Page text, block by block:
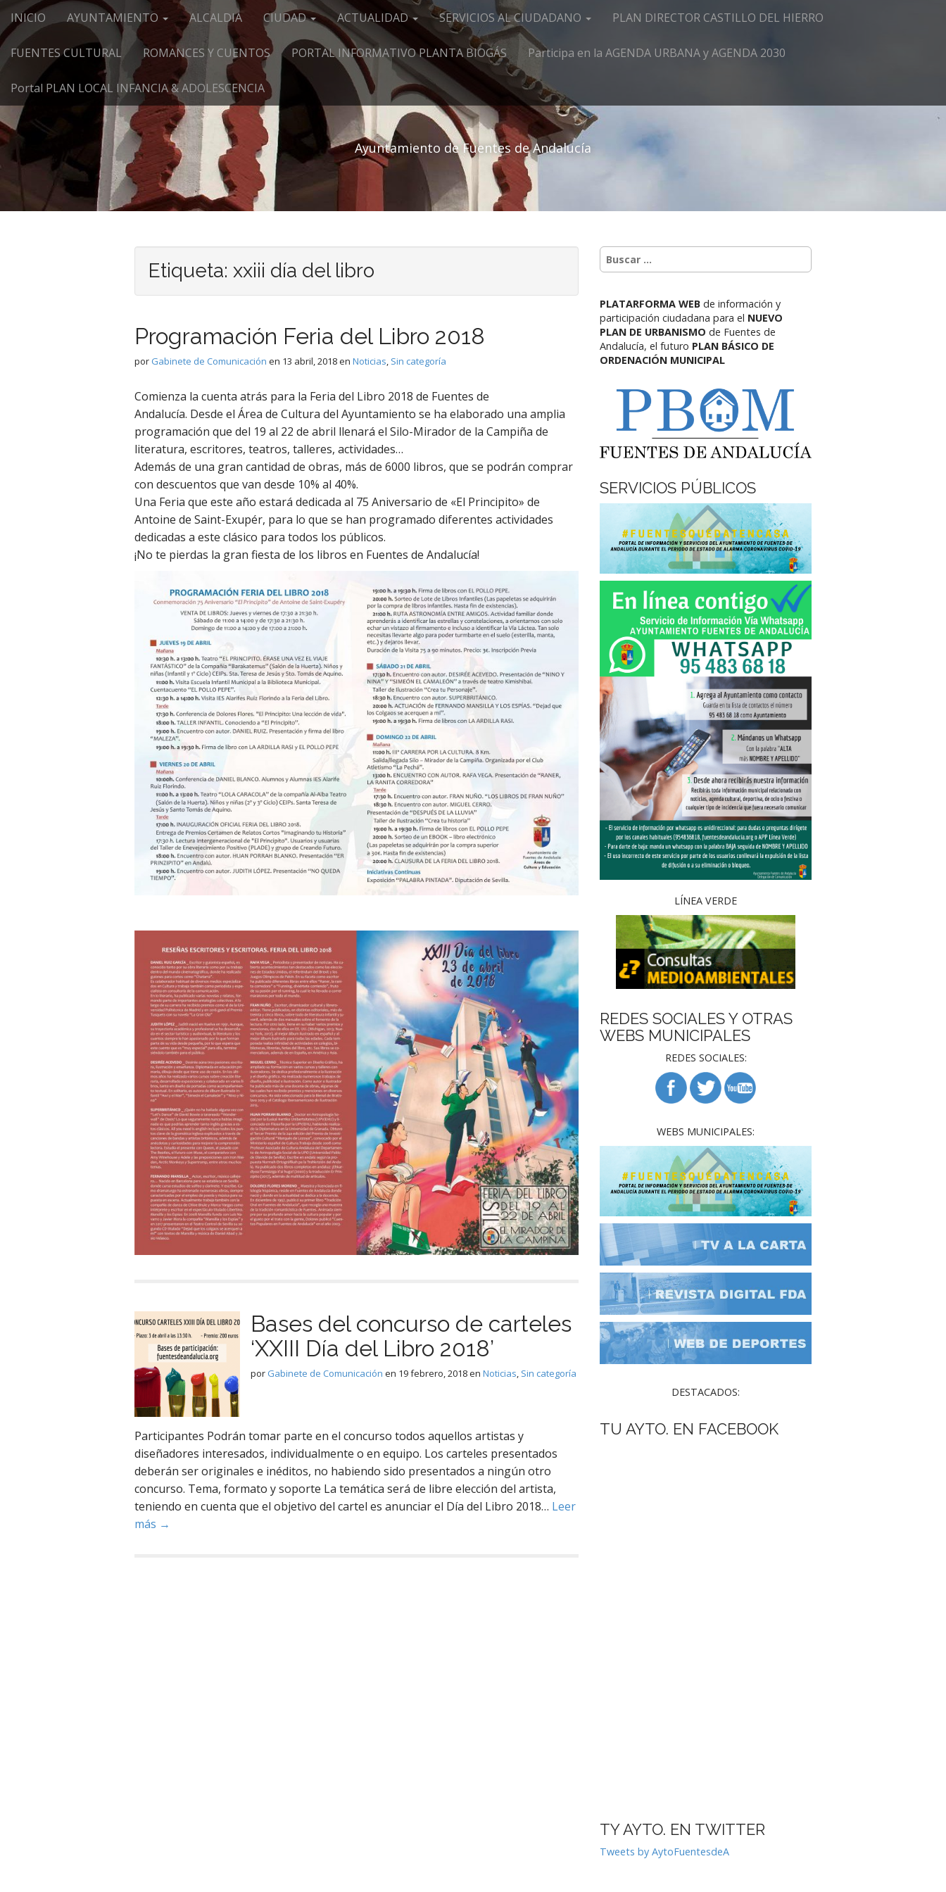
Menú principal
Saltar al contenido
INICIO AYUNTAMIENTO ALCALDIA CIUDAD ACTUALIDAD SERVICIOS AL CIUDADANO PLAN DIRECTOR CASTILLO DEL HIERRO
FUENTES CULTURAL ROMANCES Y CUENTOS PORTAL INFORMATIVO PLANTA BIOGÁS Participa en la AGENDA URBANA y AGENDA 2030
Portal PLAN LOCAL INFANCIA & ADOLESCENCIA
Ayuntamiento de Fuentes de Andalucía
Etiqueta: xxiii día del libro
Programación Feria del Libro 2018
por Gabinete de Comunicación en 13 abril, 2018en Noticias, Sin categoría
Comienza la cuenta atrás para la Feria del Libro 2018 de Fuentes de
Andalucía. Desde el Área de Cultura del Ayuntamiento se ha elaborado una amplia
programación que del 19 al 22 de abril llenará el Silo-Mirador de la Campiña de
literatura, escritores, teatros, talleres, actividades…
Además de una gran cantidad de obras, más de 6000 libros, que se podrán comprar
con descuentos que van desde 10% al 40%.
Una Feria que este año estará dedicada al 75 Aniversario de «El Principito» de
Antoine de Saint-Exupér, para lo que se han programado diferentes actividades
dedicadas a este clásico para todos los públicos.
¡No te pierdas la gran fiesta de los libros en Fuentes de Andalucía!
Bases del concurso de carteles
‘XXIII Día del Libro 2018’
por Gabinete de Comunicación en 19 febrero, 2018en Noticias, Sin categoría
Participantes Podrán tomar parte en el concurso todos aquellos artistas y
diseñadores interesados, individualmente o en equipo. Los carteles presentados
deberán ser originales e inéditos, no habiendo sido presentados a ningún otro
concurso. Tema, formato y soporte La temática será de libre elección del artista,
teniendo en cuenta que el objetivo del cartel es anunciar el Día del Libro 2018… Leer
más →
PLATARFORMA WEBde información y
participación ciudadana para el NUEVO
PLAN DE URBANISMOde Fuentes de
Andalucía, el futuro PLAN BÁSICO DE
ORDENACIÓN MUNICIPAL
SERVICIOS PÚBLICOS
LÍNEA VERDE
REDES SOCIALES Y OTRAS
WEBS MUNICIPALES
REDES SOCIALES:
WEBS MUNICIPALES:
DESTACADOS:
TU AYTO. EN FACEBOOK
TY AYTO. EN TWITTER
Tweets by AytoFuentesdeA